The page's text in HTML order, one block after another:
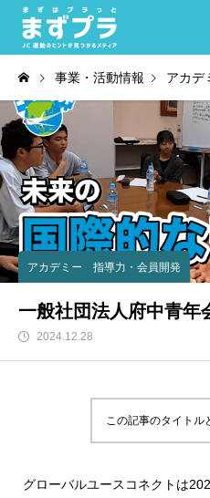
事業・活動情報 アカ
アカデミー 指導力・会員開発
一般社団法人府中青年
2024.12.28
この記事のタイトル
グローバルユースコネクトは